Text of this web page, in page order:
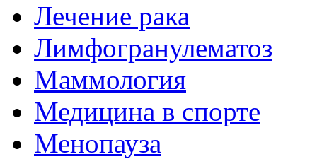
Лечение рака
Лимфогранулематоз
Маммология
Медицина в спорте
Менопауза